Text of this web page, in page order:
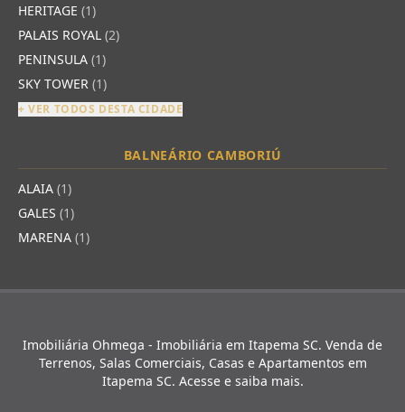
HERITAGE (1)
PALAIS ROYAL (2)
PENINSULA (1)
SKY TOWER (1)
+ VER TODOS DESTA CIDADE
BALNEÁRIO CAMBORIÚ
ALAIA (1)
GALES (1)
MARENA (1)
Imobiliária Ohmega - Imobiliária em Itapema SC. Venda de
Terrenos, Salas Comerciais, Casas e Apartamentos em
Itapema SC. Acesse e saiba mais.